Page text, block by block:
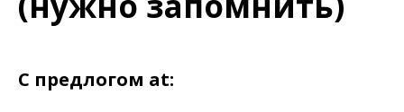
С предлогом at: